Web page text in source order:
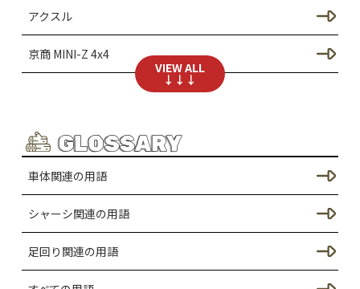
足回りのカスタム（SCX30）
シャーシのカスタム（TRX4M）
ドレスアップ / ボディーのカスタム（TRX4M）
足回りのカスタム（TRX4M）
SORRCA C1クローラーのカスタム
VIEW ALL
↓↓↓
アクスル
京商 MINI-Z 4x4
クローラーラジコンコンペ（大会）
GLOSSARY
車体関連の用語
シャーシ関連の用語
足回り関連の用語